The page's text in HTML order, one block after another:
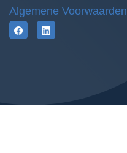
Algemene Voorwaarden